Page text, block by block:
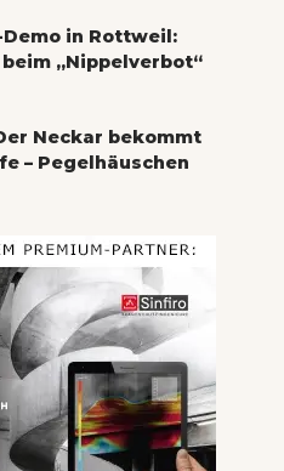
in Rottweil:
„Nippelverbot“
Neckar bekommt
– Pegelhäuschen